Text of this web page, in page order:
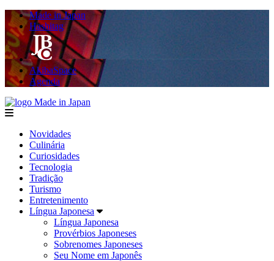
Made in Japan
Hashitag
AkibaSpace
Agenda
menu
Novidades
Culinária
Curiosidades
Tecnologia
Tradição
Turismo
Entretenimento
Língua Japonesa
Língua Japonesa
Provérbios Japoneses
Sobrenomes Japoneses
Seu Nome em Japonês